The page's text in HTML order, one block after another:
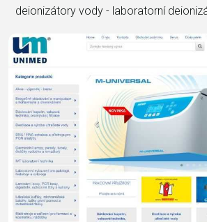
deionizátory vody - laboratorní